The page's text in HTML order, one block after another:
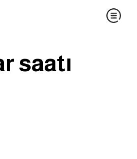
saatı